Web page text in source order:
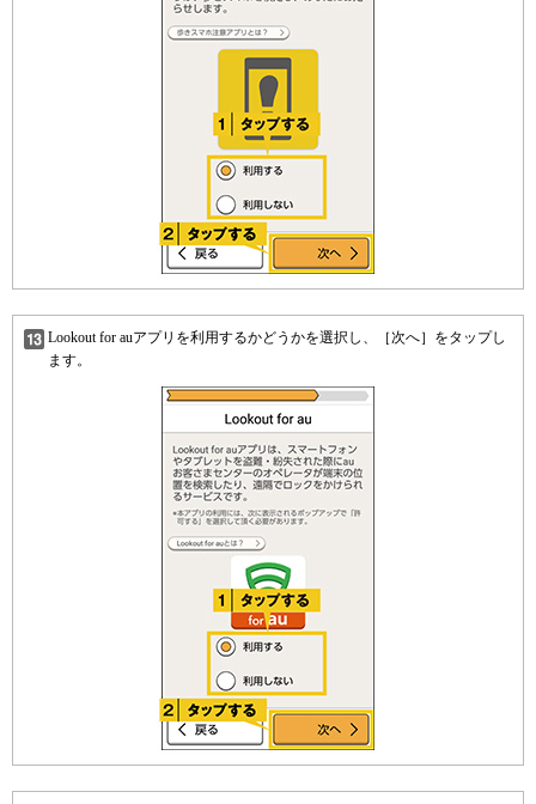
Lookout for auアプリを利用するかどうかを選択し、［次へ］をタップし
ます。